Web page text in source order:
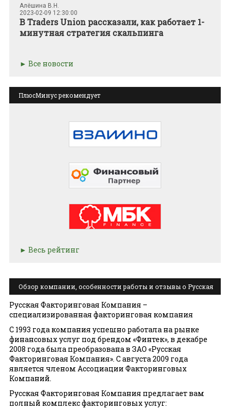
Алёшина В.Н.
2023-02-09 12:30:00
В Traders Union рассказали, как работает 1-
минутная стратегия скальпинга
Все новости
ПлюсМинус рекомендует
Весь рейтинг
Обзор компании, особенности работы и отзывы о Русская
факторинговая компания
Русская Факторинговая Компания –
специализированная факторинговая компания
С 1993 года компания успешно работала на рынке
финансовых услуг под брендом «Финтек», в декабре
2008 года была преобразована в ЗАО «Русская
Факторинговая Компания». С августа 2009 года
является членом Ассоциации Факторинговых
Компаний.
Русская Факторинговая Компания предлагает вам
полный комплекс факторинговых услуг: